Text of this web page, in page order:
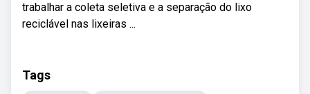
trabalhar a coleta seletiva e a separação do lixo
reciclável nas lixeiras ...
Tags